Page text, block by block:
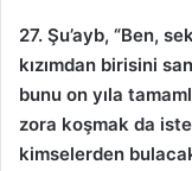
27. Şu’ayb, “Ben,
kızımdan birisini
bunu on yıla
zora koşmak da
kimselerden